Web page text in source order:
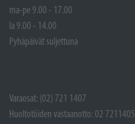
ma-pe 9.00 - 17.00
la 9.00 - 14.00
Pyhäpäivät suljettuna
Varaosat: (02) 721 1407
Huoltotöiden vastaanotto: 02 7211405